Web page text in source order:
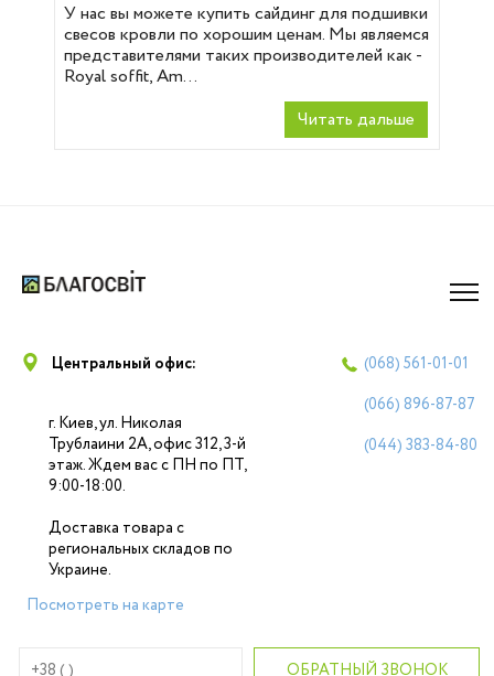
У нас вы можете купить сайдинг для подшивки
свесов кровли по хорошим ценам. Мы являемся
представителями таких производителей как -
Royal soffit, Am...
Читать дальше
Центральный офис:
г. Киев, ул. Николая
Трублаини 2А, офис 312, 3-й
этаж. Ждем вас с ПН по ПТ,
9:00-18:00.
Доставка товара с
региональных складов по
Украине.
Посмотреть на карте
(068) 561-01-01
(066) 896-87-87
(044) 383-84-80